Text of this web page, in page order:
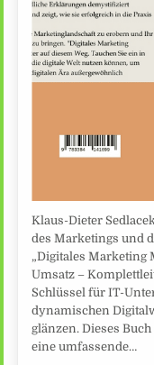
Klaus-Dieter
des Marketings und
„Digitales Marketing
Umsatz –
Schlüssel für IT-
dynamischen
glänzen. Dieses
eine umfassende…